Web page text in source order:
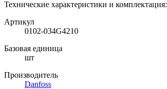
Технические характеристики и комплектация:
Артикул
0102-034G4210
Базовая единица
шт
Производитель
Danfoss